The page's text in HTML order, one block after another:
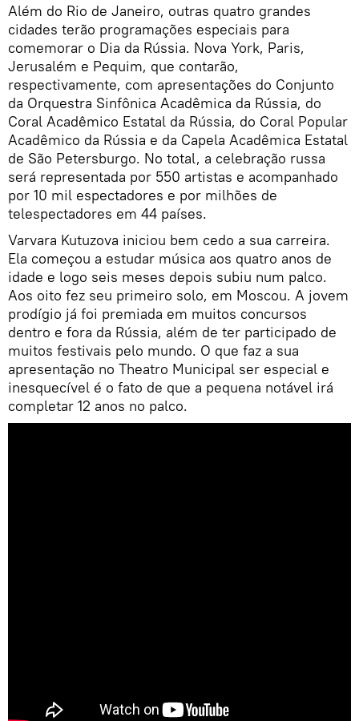
Além do Rio de Janeiro, outras quatro grandes
cidades terão programações especiais para
comemorar o Dia da Rússia. Nova York, Paris,
Jerusalém e Pequim, que contarão,
respectivamente, com apresentações do Conjunto
da Orquestra Sinfônica Acadêmica da Rússia, do
Coral Acadêmico Estatal da Rússia, do Coral Popular
Acadêmico da Rússia e da Capela Acadêmica Estatal
de São Petersburgo. No total, a celebração russa
será representada por 550 artistas e acompanhado
por 10 mil espectadores e por milhões de
telespectadores em 44 países.
Varvara Kutuzova iniciou bem cedo a sua carreira.
Ela começou a estudar música aos quatro anos de
idade e logo seis meses depois subiu num palco.
Aos oito fez seu primeiro solo, em Moscou. A jovem
prodígio já foi premiada em muitos concursos
dentro e fora da Rússia, além de ter participado de
muitos festivais pelo mundo. O que faz a sua
apresentação no Theatro Municipal ser especial e
inesquecível é o fato de que a pequena notável irá
completar 12 anos no palco.